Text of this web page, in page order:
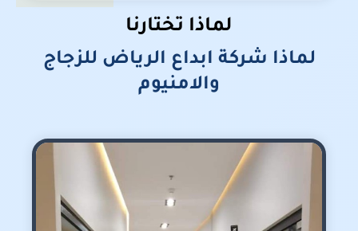
لماذا تختارنا
لماذا شركة ابداع الرياض للزجاج
والامنيوم